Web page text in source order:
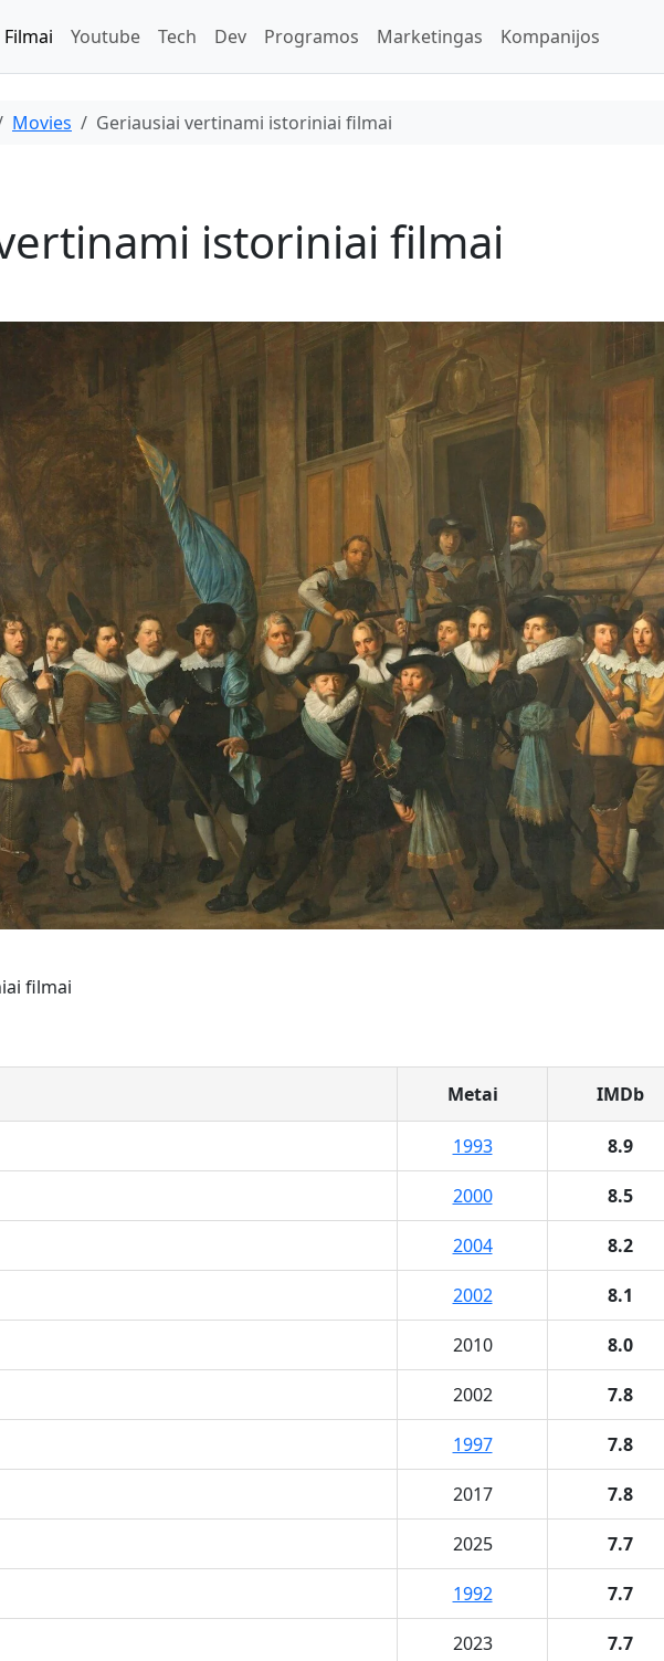
Filmai Youtube Tech Dev Programos Marketingas
Kompanijos
Movies Geriausiai vertinami istoriniai filmai
istoriniai filmai
filmai
Metai IMDb
1993 8.9
2000 8.5
2004 8.2
2002 8.1
2010 8.0
2002 7.8
1997 7.8
2017 7.8
2025 7.7
1992 7.7
2023 7.7